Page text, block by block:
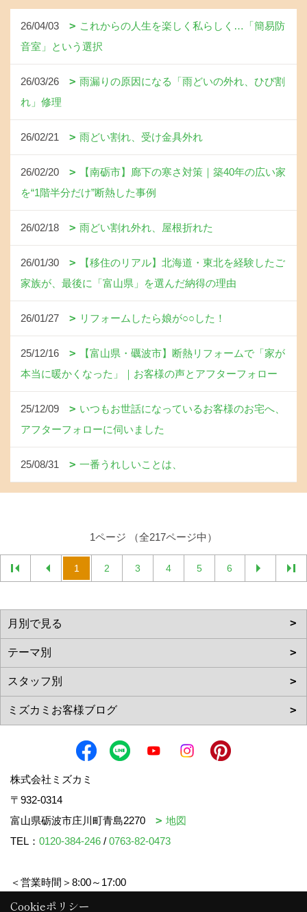
26/04/03
これからの人生を楽しく私らしく…「簡易防
音室」という選択
26/03/26
雨漏りの原因になる「雨どいの外れ、ひび割
れ」修理
26/02/21 雨どい割れ、受け金具外れ
26/02/20
【南砺市】廊下の寒さ対策｜築40年の広い家
を“1階半分だけ”断熱した事例
26/02/18 雨どい割れ外れ、屋根折れた
26/01/30
【移住のリアル】北海道・東北を経験したご
家族が、最後に「富山県」を選んだ納得の理由
26/01/27 リフォームしたら娘が○○した！
25/12/16
【富山県・礪波市】断熱リフォームで「家が
本当に暖かくなった」｜お客様の声とアフターフォロー
25/12/09
いつもお世話になっているお客様のお宅へ、
アフターフォローに伺いました
25/08/31 一番うれしいことは、
1ページ （全217ページ中）
1 2 3 4 5 6
株式会社ミズカミ
〒932-0314
富山県砺波市庄川町青島2270
地図
TEL： 0120-384-246 / 0763-82-0473
＜営業時間＞8:00～17:00
＜定休日＞水曜日・祝日
Cookieポリシー